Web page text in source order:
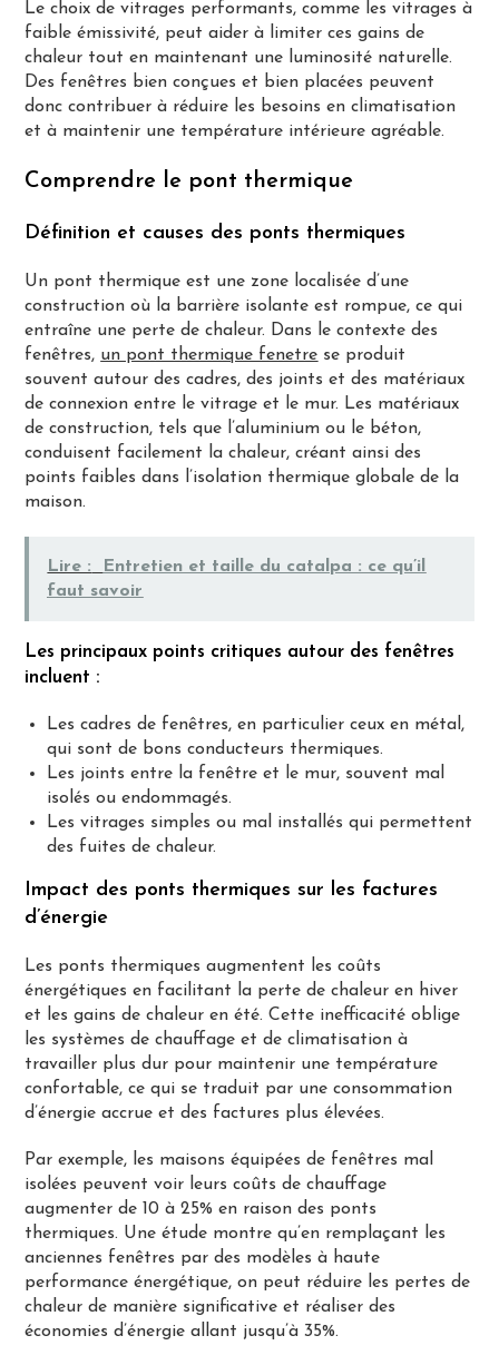
Le choix de vitrages performants, comme les vitrages à
faible émissivité, peut aider à limiter ces gains de
chaleur tout en maintenant une luminosité naturelle​​.
Des fenêtres bien conçues et bien placées peuvent
donc contribuer à réduire les besoins en climatisation
et à maintenir une température intérieure agréable.
Comprendre le pont thermique
Définition et causes des ponts thermiques
Un pont thermique est une zone localisée d’une
construction où la barrière isolante est rompue, ce qui
entraîne une perte de chaleur. Dans le contexte des
fenêtres, un pont thermique fenetre se produit
souvent autour des cadres, des joints et des matériaux
de connexion entre le vitrage et le mur. Les matériaux
de construction, tels que l’aluminium ou le béton,
conduisent facilement la chaleur, créant ainsi des
points faibles dans l’isolation thermique globale de la
maison.
Lire :
Entretien et taille du catalpa : ce qu’il
faut savoir
Les principaux points critiques autour des fenêtres
incluent :
Les cadres de fenêtres, en particulier ceux en métal,
qui sont de bons conducteurs thermiques.
Les joints entre la fenêtre et le mur, souvent mal
isolés ou endommagés.
Les vitrages simples ou mal installés qui permettent
des fuites de chaleur.
Impact des ponts thermiques sur les factures
d’énergie
Les ponts thermiques augmentent les coûts
énergétiques en facilitant la perte de chaleur en hiver
et les gains de chaleur en été. Cette inefficacité oblige
les systèmes de chauffage et de climatisation à
travailler plus dur pour maintenir une température
confortable, ce qui se traduit par une consommation
d’énergie accrue et des factures plus élevées.
Par exemple, les maisons équipées de fenêtres mal
isolées peuvent voir leurs coûts de chauffage
augmenter de 10 à 25% en raison des ponts
thermiques. Une étude montre qu’en remplaçant les
anciennes fenêtres par des modèles à haute
performance énergétique, on peut réduire les pertes de
chaleur de manière significative et réaliser des
économies d’énergie allant jusqu’à 35%​.